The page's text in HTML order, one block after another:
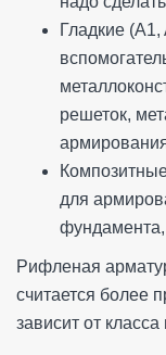
Гладкие
решеток,
для
фундамента,
Рифленая
считается более
зависит от